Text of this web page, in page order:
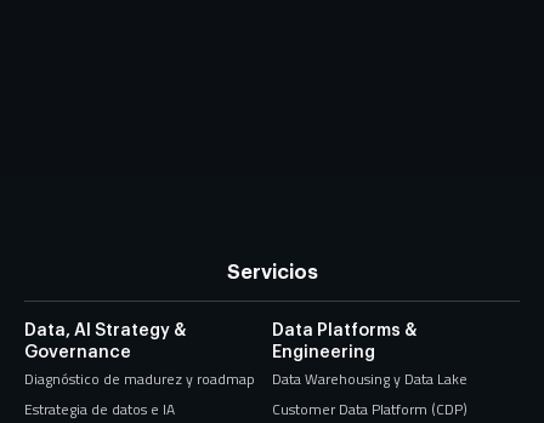
Servicios
Data, AI Strategy &
Governance
Diagnóstico de madurez y roadmap
Estrategia de datos e IA
Data Platforms &
Engineering
Data Warehousing y Data Lake
Customer Data Platform (CDP)